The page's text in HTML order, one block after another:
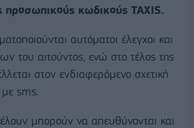
προσωπικούς κωδικούς TAXIS.
αυτόματοι έλεγχοι και
του αιτούντος, ενώ στο τέλος της
στον ενδιαφερόμενο σχετική
sms.
μπορούν να απευθύνονται και